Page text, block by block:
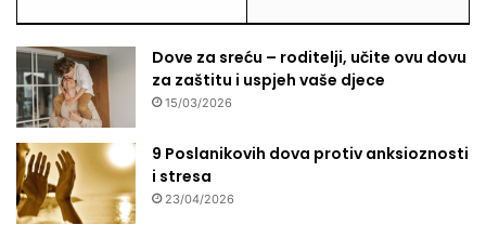
Dove za sreću – roditelji, učite ovu dovu
za zaštitu i uspjeh vaše djece
15/03/2026
9 Poslanikovih dova protiv anksioznosti
i stresa
23/04/2026